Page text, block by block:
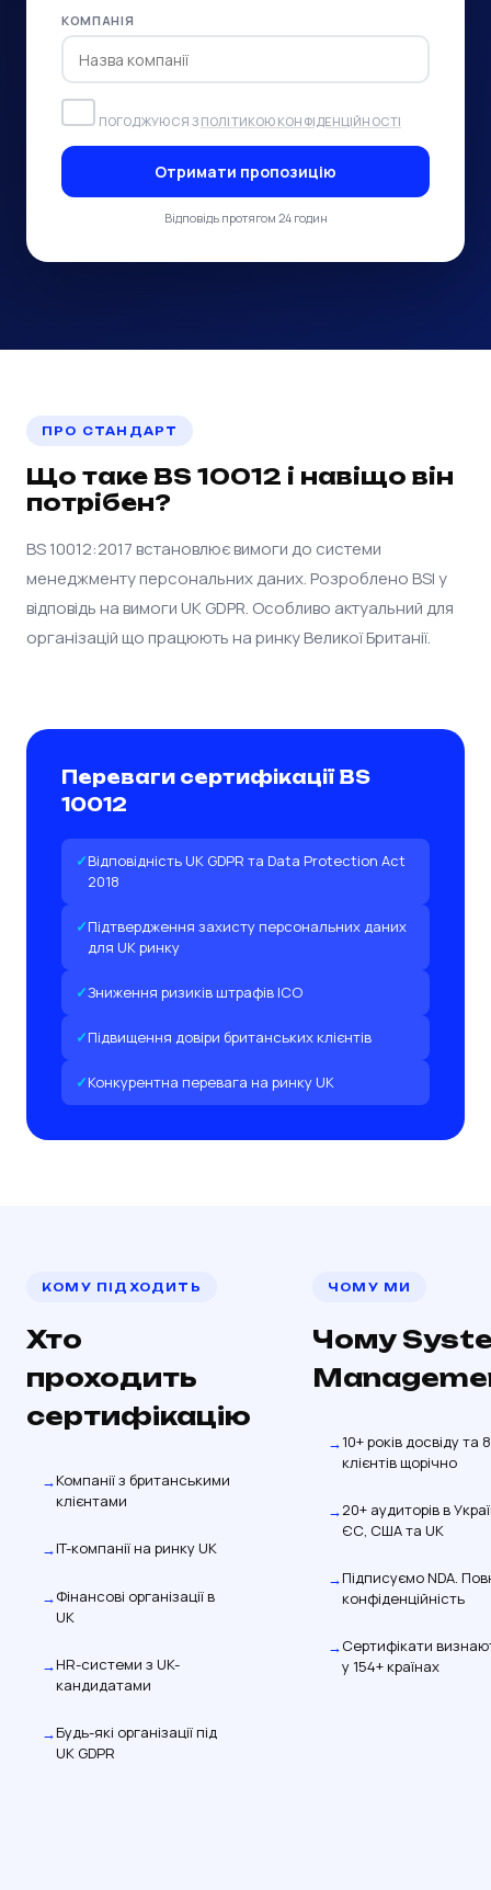
КОМПАНІЯ
ПОГОДЖУЮСЯ З ПОЛІТИКОЮ КОНФІДЕНЦІЙНОСТІ
Отримати пропозицію
Відповідь протягом 24 годин
ПРО СТАНДАРТ
Що таке BS 10012 і навіщо він
потрібен?
BS 10012:2017 встановлює вимоги до системи
менеджменту персональних даних. Розроблено BSI у
відповідь на вимоги UK GDPR. Особливо актуальний для
організацій що працюють на ринку Великої Британії.
Переваги сертифікації BS
10012
Відповідність UK GDPR та Data Protection Act
2018
Підтвердження захисту персональних даних
для UK ринку
Зниження ризиків штрафів ICO
Підвищення довіри британських клієнтів
Конкурентна перевага на ринку UK
КОМУ ПІДХОДИТЬ
Хто
проходить
сертифікацію
Компанії з британськими
клієнтами
IT-компанії на ринку UK
Фінансові організації в
UK
HR-системи з UK-
кандидатами
Будь-які організації під
UK GDPR
ЧОМУ МИ
Чому
10+ років досвіду та
клієнтів щорічно
20+ аудиторів в
ЄС, США та UK
Підписуємо NDA.
конфіденційність
Сертифікати
у 154+ країнах